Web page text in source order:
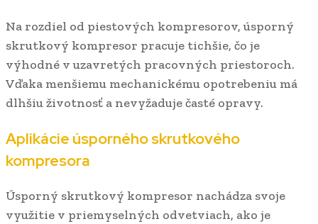
Na rozdiel od piestových kompresorov, úsporný
skrutkový kompresor pracuje tichšie, čo je
výhodné v uzavretých pracovných priestoroch.
Vďaka menšiemu mechanickému opotrebeniu má
dlhšiu životnosť a nevyžaduje časté opravy.
Aplikácie úsporného skrutkového
kompresora
Úsporný skrutkový kompresor nachádza svoje
využitie v priemyselných odvetviach, ako je